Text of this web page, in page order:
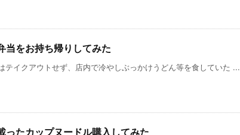
当をお持ち帰りしてみた
テイクアウトせず、店内で冷やしぶっかけうどん等を食していた ...
ったカップヌードル購入してみた